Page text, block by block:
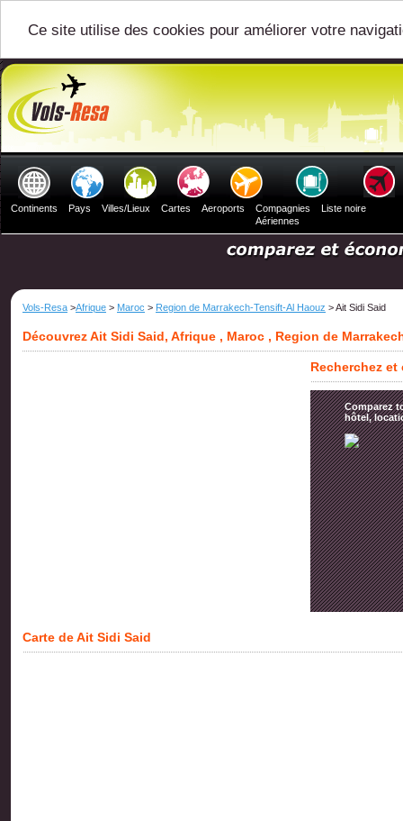
Ce site utilise des cookies pour améliorer votre
Continents Pays Villes/Lieux Cartes Aeroports
Compagnies
Aériennes
Liste noire
Vols-Resa >Afrique > Maroc > Region de Marrakech-Tensift-Al Haouz > Ait Sidi Said
Découvrez Ait Sidi Said, Afrique , Maroc , Region de
Recherchez
Comparez
hôtel,
Carte de Ait Sidi Said